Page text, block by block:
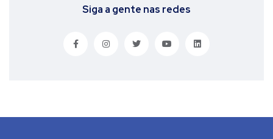
Siga a gente nas redes